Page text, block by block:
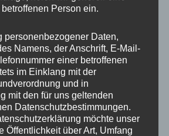
waren aus meiner Sicht
zwei Gründe für diese
des Bully Boy verantwortlich:
man feststellen, dass
gegen ihn das „Spiel
Person ein.
personenbezogener Daten,
Namens, der Anschrift, E-Mail-
einer betroffenen
im Einklang mit der
und in
mit den für uns geltenden
Datenschutzbestimmungen.
möchte unser
Öffentlichkeit über Art, Umfang